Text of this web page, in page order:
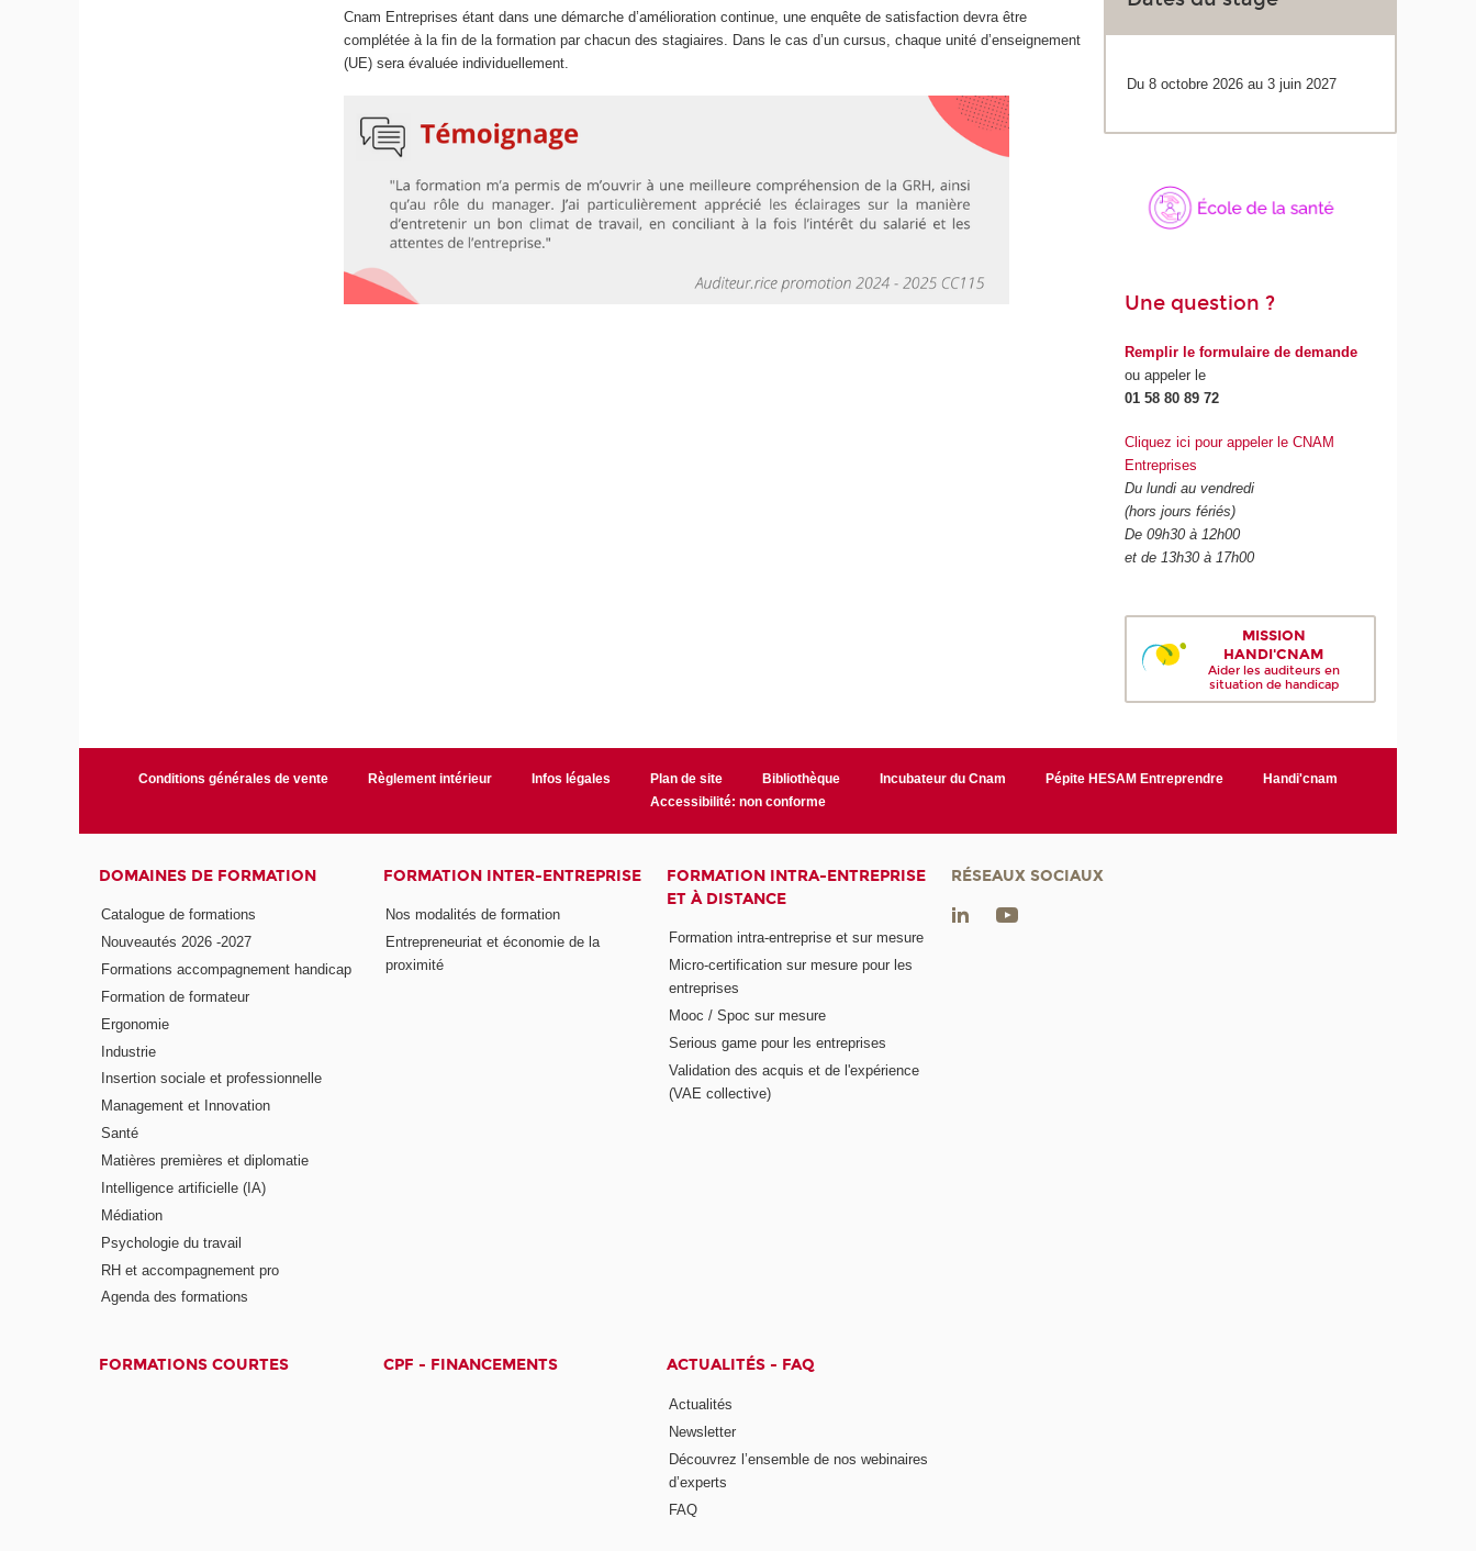
Cnam Entreprises étant dans une démarche d’amélioration continue, une enquête de satisfaction devra être
complétée à la fin de la formation par chacun des stagiaires. Dans le cas d’un cursus, chaque unité d’enseignement
(UE) sera évaluée individuellement.
Du 8 octobre 2026 au 3 juin 2027
Une question ?
Remplir le formulaire de demande
ou appeler le
01 58 80 89 72
Cliquez ici pour appeler le CNAM
Entreprises
Du lundi au vendredi
(hors jours fériés)
De 09h30 à 12h00
et de 13h30 à 17h00
MISSION
HANDI'CNAM
Aider les auditeurs en
situation de handicap
Conditions générales de vente Règlement intérieur Infos légales Plan de site Bibliothèque Incubateur du Cnam Pépite HESAM Entreprendre
Handi'cnam
Accessibilité: non conforme
DOMAINES DE FORMATION
Catalogue de formations
Nouveautés 2026 -2027
Formations accompagnement handicap
Formation de formateur
Ergonomie
Industrie
Insertion sociale et professionnelle
Management et Innovation
Santé
Matières premières et diplomatie
Intelligence artificielle (IA)
Médiation
Psychologie du travail
RH et accompagnement pro
Agenda des formations
FORMATION INTER-ENTREPRISE
Nos modalités de formation
Entrepreneuriat et économie de la
proximité
FORMATION INTRA-ENTREPRISE
ET À DISTANCE
Formation intra-entreprise et sur mesure
Micro-certification sur mesure pour les
entreprises
Mooc / Spoc sur mesure
Serious game pour les entreprises
Validation des acquis et de l'expérience
(VAE collective)
FORMATIONS COURTES CPF - FINANCEMENTS ACTUALITÉS - FAQ
Actualités
Newsletter
Découvrez l’ensemble de nos webinaires
d’experts
FAQ
RÉSEAUX SOCIAUX